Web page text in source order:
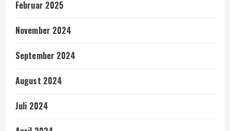
Februar 2025
November 2024
September 2024
August 2024
Juli 2024